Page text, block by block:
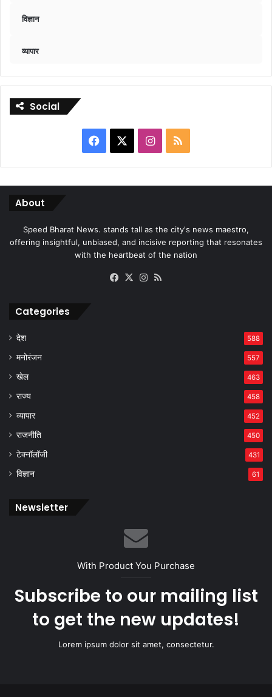
विज्ञान
व्यापार
Social
Facebook Instagram
RSS
About
Speed Bharat News. stands tall as the city's news maestro,
offering insightful, unbiased, and incisive reporting that resonates
with the heartbeat of the nation
Facebook
X Instagram
Categories
देश 588
मनोरंजन 557
खेल 463
राज्य 458
व्यापार 452
राजनीति 450
टेक्नॉलॉजी 431
विज्ञान 61
Newsletter
With Product You Purchase
Subscribe to our mailing list
to get the new updates!
Lorem ipsum dolor sit amet, consectetur.